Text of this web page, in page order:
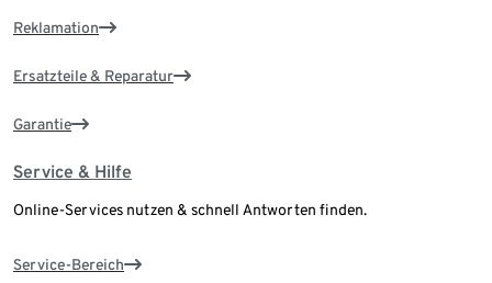
Reklamation
Ersatzteile & Reparatur
Garantie
Service & Hilfe
Online-Services nutzen & schnell Antworten finden.
Service-Bereich